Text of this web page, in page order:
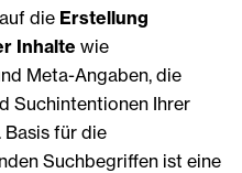
die Erstellung
Inhalte wie
Meta-Angaben, die
Suchintentionen Ihrer
für die
Suchbegriffen ist eine